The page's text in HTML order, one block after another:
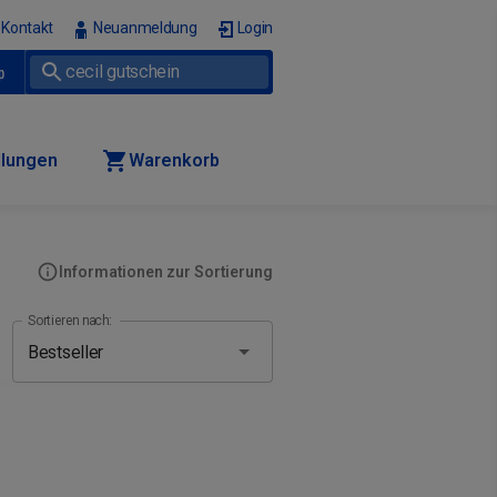
Kontakt Neuanmeldung Login
Warenkorb
Informationen zur Sortierung
Sortieren nach: